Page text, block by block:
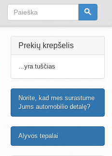
Prekių krepšelis
...yra tuščias
Norite, kad mes surastume
Jums automobilio detalę?
Alyvos tepalai